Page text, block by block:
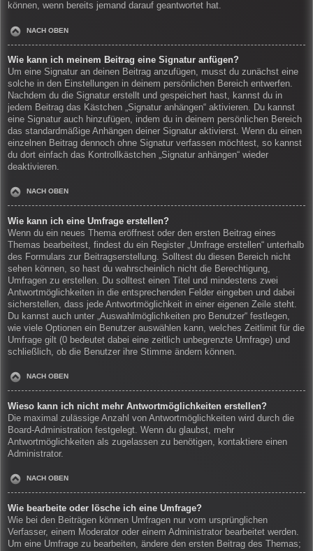
können, wenn bereits jemand darauf geantwortet hat.
NACH OBEN
Wie kann ich meinem Beitrag eine Signatur anfügen?
Um eine Signatur an deinen Beitrag anzufügen, musst du zunächst eine
solche in den Einstellungen in deinem persönlichen Bereich entwerfen.
Nachdem du die Signatur erstellt und gespeichert hast, kannst du in
jedem Beitrag das Kästchen „Signatur anhängen“ aktivieren. Du kannst
eine Signatur auch hinzufügen, indem du in deinem persönlichen Bereich
das standardmäßige Anhängen deiner Signatur aktivierst. Wenn du einen
einzelnen Beitrag dennoch ohne Signatur verfassen möchtest, so kannst
du dort einfach das Kontrollkästchen „Signatur anhängen“ wieder
deaktivieren.
NACH OBEN
Wie kann ich eine Umfrage erstellen?
Wenn du ein neues Thema eröffnest oder den ersten Beitrag eines
Themas bearbeitest, findest du ein Register „Umfrage erstellen“ unterhalb
des Formulars zur Beitragserstellung. Solltest du diesen Bereich nicht
sehen können, so hast du wahrscheinlich nicht die Berechtigung,
Umfragen zu erstellen. Du solltest einen Titel und mindestens zwei
Antwortmöglichkeiten in die entsprechenden Felder eingeben und dabei
sicherstellen, dass jede Antwortmöglichkeit in einer eigenen Zeile steht.
Du kannst auch unter „Auswahlmöglichkeiten pro Benutzer“ festlegen,
wie viele Optionen ein Benutzer auswählen kann, welches Zeitlimit für die
Umfrage gilt (0 bedeutet dabei eine zeitlich unbegrenzte Umfrage) und
schließlich, ob die Benutzer ihre Stimme ändern können.
NACH OBEN
Wieso kann ich nicht mehr Antwortmöglichkeiten erstellen?
Die maximal zulässige Anzahl von Antwortmöglichkeiten wird durch die
Board-Administration festgelegt. Wenn du glaubst, mehr
Antwortmöglichkeiten als zugelassen zu benötigen, kontaktiere einen
Administrator.
NACH OBEN
Wie bearbeite oder lösche ich eine Umfrage?
Wie bei den Beiträgen können Umfragen nur vom ursprünglichen
Verfasser, einem Moderator oder einem Administrator bearbeitet werden.
Um eine Umfrage zu bearbeiten, ändere den ersten Beitrag des Themas;